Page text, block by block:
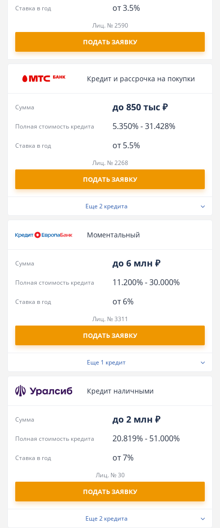
от 3.5%
Ставка в год
Лиц. № 2590
ПОДАТЬ ЗАЯВКУ
Кредит и рассрочка на покупки
до 850 тыс ₽
Сумма
5.350%-31.428%
Полная стоимость кредита
от 5.5%
Ставка в год
Лиц. № 2268
ПОДАТЬ ЗАЯВКУ
Еще 2 кредита
Моментальный
до 6 млн ₽
Сумма
11.200%-30.000%
Полная стоимость кредита
от 6%
Ставка в год
Лиц. № 3311
ПОДАТЬ ЗАЯВКУ
Еще 1 кредит
Кредит наличными
до 2 млн ₽
Сумма
20.819%- 51.000%
Полная стоимость кредита
от 7%
Ставка в год
Лиц. № 30
ПОДАТЬ ЗАЯВКУ
Еще 2 кредита